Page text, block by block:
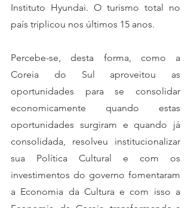
Instituto Hyundai. O turismo total no
país triplicou nos últimos 15 anos.
Percebe-se, desta forma, como a
Coreia do Sul aproveitou as
oportunidades para se consolidar
economicamente quando estas
oportunidades surgiram e quando já
consolidada, resolveu institucionalizar
sua Política Cultural e com os
investimentos do governo fomentaram
a Economia da Cultura e com isso a